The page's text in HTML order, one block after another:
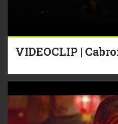
VIDEOCLIP |